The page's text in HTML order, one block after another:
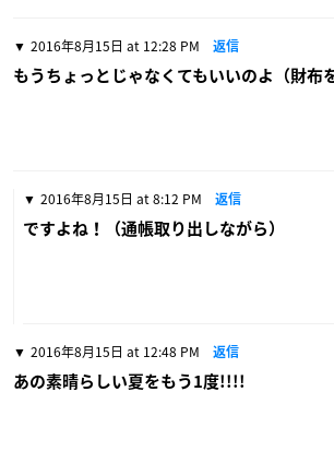
2016年8月15日 at 12:28 PM 返信
もうちょっとじゃなくてもいいのよ（財布
2016年8月15日 at 8:12 PM 返信
ですよね！（通帳取り出しながら）
2016年8月15日 at 12:48 PM 返信
あの素晴らしい夏をもう1度!!!!